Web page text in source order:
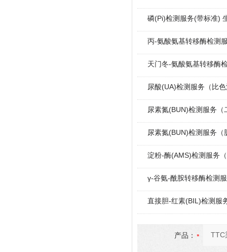
磷(Pi)检测服务(带标准)
丙-氨酸氨基转移酶检测
天门冬-氨酸氨基转移酶
尿酸(UA)检测服务（比
尿素氮(BUN)检测服务
尿素氮(BUN)检测服务（
淀粉-酶(AMS)检测服务
γ-谷氨-酰胺转移酶检测
直接胆-红素(BIL)检测服
产品：